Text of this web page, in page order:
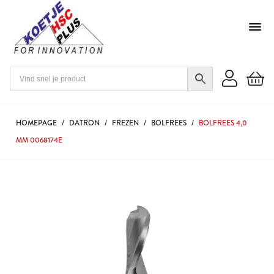
HOMEPAGE / DATRON / FREZEN / BOLFREES / BOLFREES 4,0
MM 0068174E